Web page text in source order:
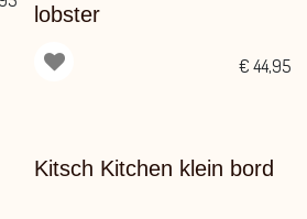
lobster
€ 44,95
Kitsch Kitchen klein bord